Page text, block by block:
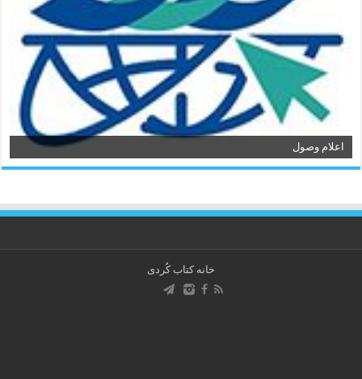
اعلام وصول
خانه کتاب كُردی